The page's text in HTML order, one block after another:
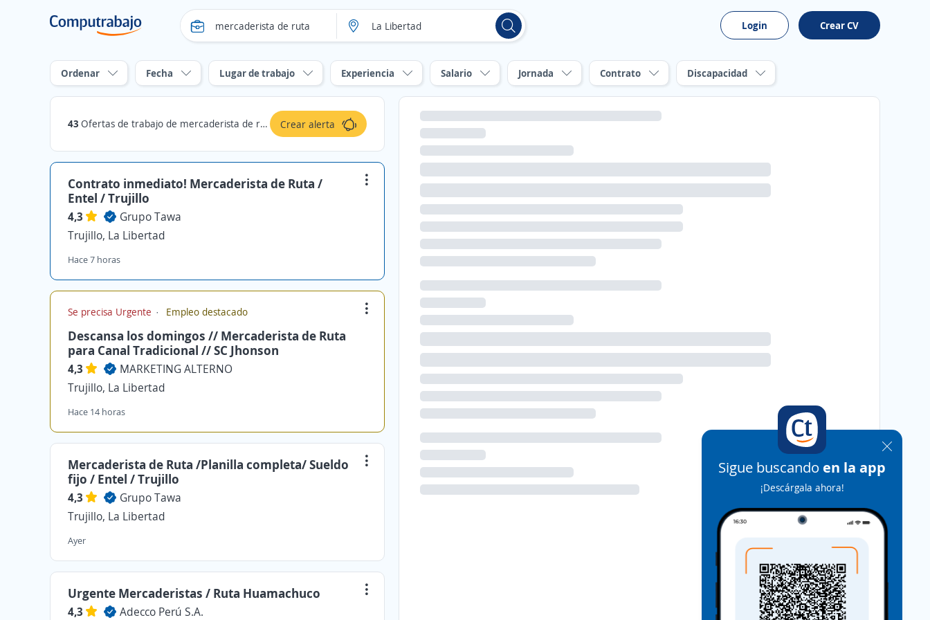
Login Crear CV
Ordenar Fecha Lugar de trabajo Experiencia Salario Jornada Contrato Discapacidad
43 Ofertas de trabajo de mercaderista de ruta en La Libertad Crear alerta
Contrato inmediato! Mercaderista de Ruta /
Entel / Trujillo
4,3
Grupo Tawa
Trujillo, La Libertad
Hace 7 horas
Se precisa Urgente Empleo destacado
Descansa los domingos // Mercaderista de Ruta
para Canal Tradicional // SC Jhonson
4,3
MARKETING ALTERNO
Trujillo, La Libertad
Hace 14 horas
Mercaderista de Ruta /Planilla completa/ Sueldo
fijo / Entel / Trujillo
4,3
Grupo Tawa
Trujillo, La Libertad
Ayer
Urgente Mercaderistas / Ruta Huamachuco
4,3 Adecco Perú S.A.
Sigue buscando en la app
¡Descárgala ahora!